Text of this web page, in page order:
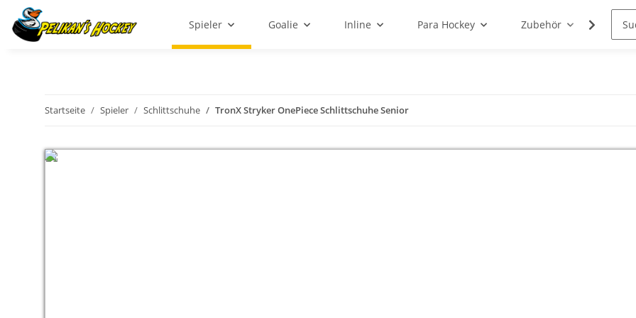
Spieler Goalie Inline Para Hockey Zubehör
Startseite Spieler Schlittschuhe TronX Stryker OnePiece Schlittschuhe Senior